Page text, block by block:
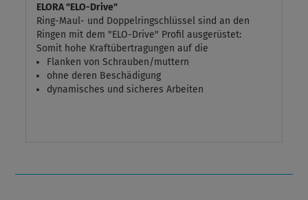
ELORA "ELO-Drive"
Ring-Maul- und Doppelringschlüssel sind an den
Ringen mit dem "ELO-Drive" Profil ausgerüstet:
Somit hohe Kraftübertragungen auf die
Flanken von Schrauben/muttern
ohne deren Beschädigung
dynamisches und sicheres Arbeiten